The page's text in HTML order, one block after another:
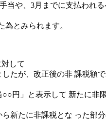
当や、3月までに支払われ
とみられます。
して
たが、改正後の非 課税額
円」と表示して 新たに非
新たに非課税とな った部